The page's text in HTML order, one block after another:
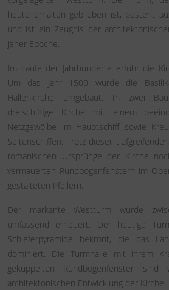
heute erhalten geblieben ist, besteht
und ist ein Zeugnis der
jener Epoche.
Im Laufe der Jahrhunderte erfuhr die
Um das Jahr 1500 wurde die
Hallenkirche umgebaut. In zwei
dreischiffige Kirche mit einem
Netzgewölbe im Hauptschiff sowie
Seitenschiffen. Trotz dieser
romanischen Ursprünge der Kirche
vermauerten Rundbogenfenstern im
gestalteten Pfeilern.
Der markante Westturm wurde
umfassend erneuert. Der heutige
Schieferpyramide bekrönt, die das
dominiert. Die Turmhalle mit ihrem
gekuppelten Rundbogenfenster
architektonischen Entwicklung der Kirche.